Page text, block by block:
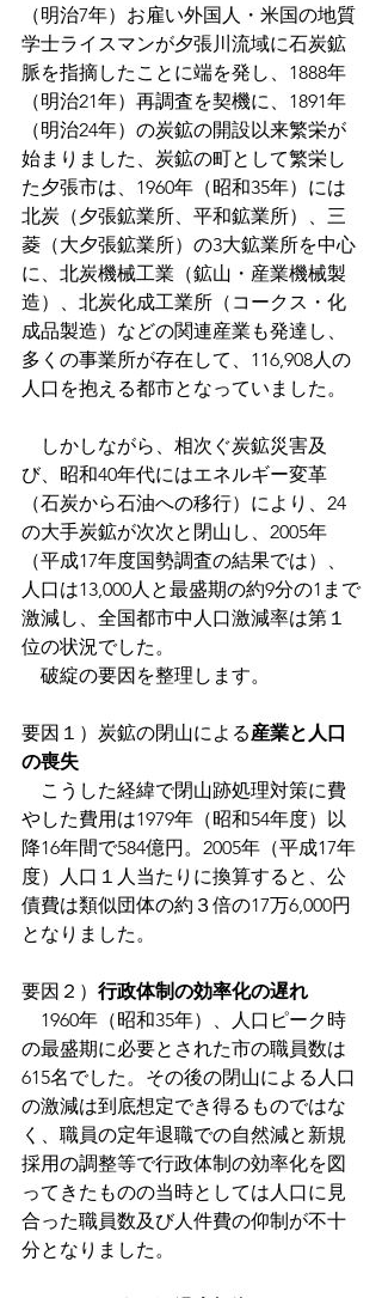
（明治7年）お雇い外国人・米国の地質
学士ライスマンが夕張川流域に石炭鉱
脈を指摘したことに端を発し、1888年
（明治21年）再調査を契機に、1891年
（明治24年）の炭鉱の開設以来繁栄が
始まりました、炭鉱の町として繁栄し
た夕張市は、1960年（昭和35年）には
北炭（夕張鉱業所、平和鉱業所）、三
菱（大夕張鉱業所）の3大鉱業所を中心
に、北炭機械工業（鉱山・産業機械製
造）、北炭化成工業所（コークス・化
成品製造）などの関連産業も発達し、
多くの事業所が存在して、116,908人の
人口を抱える都市となっていました。
しかしながら、相次ぐ炭鉱災害及
び、昭和40年代にはエネルギー変革
（石炭から石油への移行）により、24
の大手炭鉱が次次と閉山し、2005年
（平成17年度国勢調査の結果では）、
人口は13,000人と最盛期の約9分の1まで
激減し、全国都市中人口激減率は第１
位の状況でした。
破綻の要因を整理します。
要因１）炭鉱の閉山による産業と人口
の喪失
こうした経緯で閉山跡処理対策に費
やした費用は1979年（昭和54年度）以
降16年間で584億円。2005年（平成17年
度）人口１人当たりに換算すると、公
債費は類似団体の約３倍の17万6,000円
となりました。
要因２） 行政体制の効率化の遅れ
1960年（昭和35年）、人口ピーク時
の最盛期に必要とされた市の職員数は
615名でした。その後の閉山による人口
の激減は到底想定でき得るものではな
く、職員の定年退職での自然減と新規
採用の調整等で行政体制の効率化を図
ってきたものの当時としては人口に見
合った職員数及び人件費の仰制が不十
分となりました。